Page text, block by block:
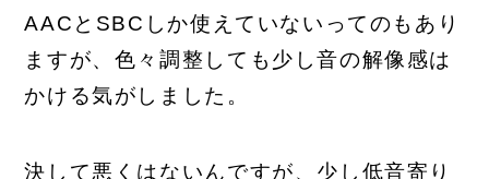
AACとSBCしか使えていないってのもあり
ますが、色々調整しても少し音の解像感は
かける気がしました。
決して悪くはないんですが、少し低音寄り